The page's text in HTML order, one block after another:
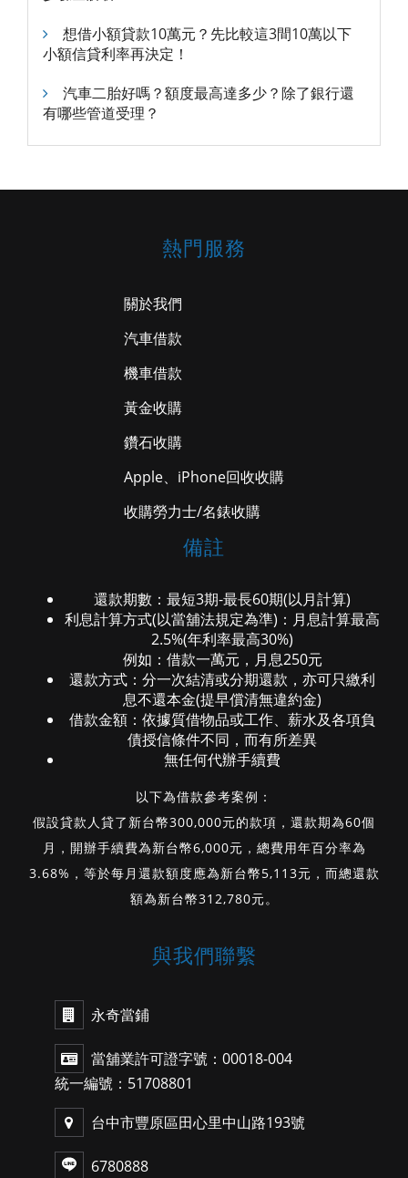
想借小額貸款10萬元？先比較這3間10萬以下
小額信貸利率再決定！
汽車二胎好嗎？額度最高達多少？除了銀行還
有哪些管道受理？
熱門服務
關於我們
汽車借款
機車借款
黃金收購
鑽石收購
Apple、iPhone回收收購
收購勞力士/名錶收購
備註
還款期數：最短3期-最長60期(以月計算)
利息計算方式(以當舖法規定為準)：月息計算最高
2.5%(年利率最高30%)
例如：借款一萬元，月息250元
還款方式：分一次結清或分期還款，亦可只繳利
息不還本金(提早償清無違約金)
借款金額：依據質借物品或工作、薪水及各項負
債授信條件不同，而有所差異
無任何代辦手續費
以下為借款參考案例：
假設貸款人貸了新台幣300,000元的款項，還款期為60個
月，開辦手續費為新台幣6,000元，總費用年百分率為
3.68%，等於每月還款額度應為新台幣5,113元，而總還款
額為新台幣312,780元。
與我們聯繫
永奇當鋪
當舖業許可證字號：00018-004
統一編號：51708801
台中市豐原區田心里中山路193號
6780888